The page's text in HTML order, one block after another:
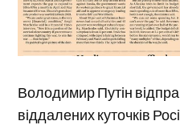
Володимир Путін
віддалених куточків